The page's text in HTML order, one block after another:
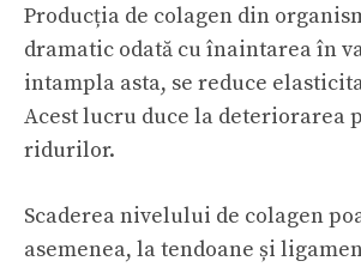
Producția de colagen din
dramatic odată cu înaintarea în
intampla asta, se reduce
Acest lucru duce la deteriorarea
ridurilor.
Scaderea nivelului de colagen
asemenea, la tendoane și